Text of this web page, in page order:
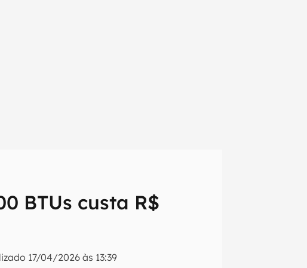
BTUs custa R$
17/04/2026 às 13:39
em primeira